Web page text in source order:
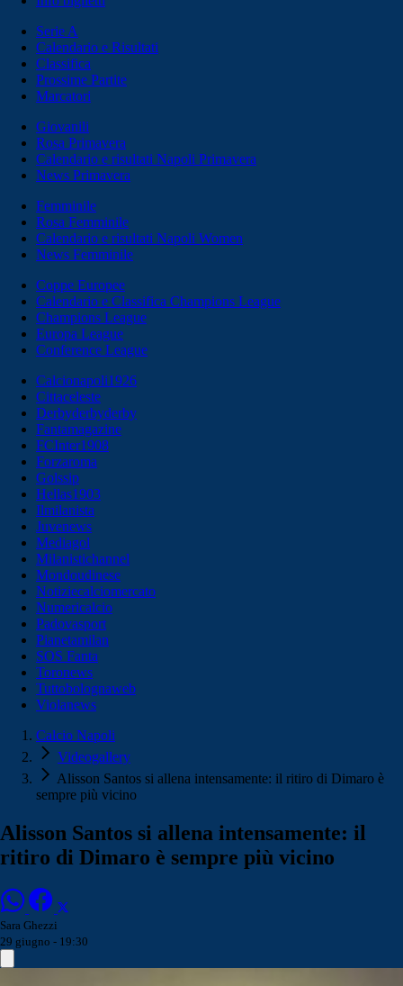
Serie A
Calendario e Risultati
Classifica
Prossime Partite
Marcatori
Giovanili
Rosa Primavera
Calendario e risultati Napoli Primavera
News Primavera
Femminile
Rosa Femminile
Calendario e risultati Napoli Women
News Femminile
Coppe Europee
Calendario e Classifica Champions League
Champions League
Europa League
Conference League
Calcionapoli1926
Cittaceleste
Derbyderbyderby
Fantamagazine
FCInter1908
Forzaroma
Golssip
Hellas1903
Ilmilanista
Juvenews
Mediagol
Milanistichannel
Mondoudinese
Notiziecalciomercato
Numericalcio
Padovasport
Pianetamilan
SOS Fanta
Toronews
Tuttobolognaweb
Violanews
Calcio Napoli
Videogallery
Alisson Santos si allena intensamente: il ritiro di Dimaro è
sempre più vicino
Alisson Santos si allena intensamente: il
ritiro di Dimaro è sempre più vicino
Sara Ghezzi
29 giugno - 19:30